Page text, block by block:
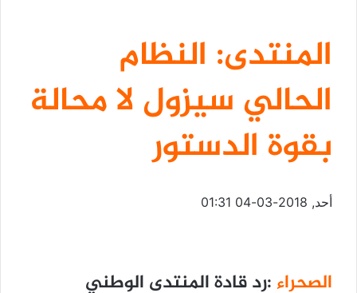
المنتدى: النظام
الحالي سيزول لا محالة
بقوة الدستور
أحد, 2018-03-04 01:31
الصحراء:رد قادة المنتدى الوطني